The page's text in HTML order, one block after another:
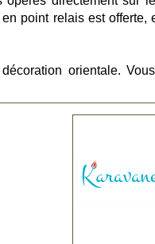
point relais est offerte,
orientale.